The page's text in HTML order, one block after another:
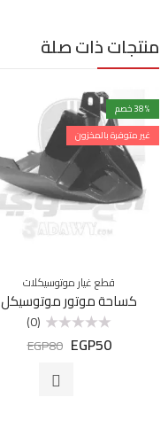
منتجات ذات صلة
38% خصم
غير متوفرة بالمخزون
قطع غيار موتوسيكلات
كساحة موتور موتوسيكل
التقييم
(0)
EGP50
EGP80